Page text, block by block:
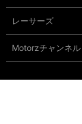
レーサーズ
Motorzチャンネル